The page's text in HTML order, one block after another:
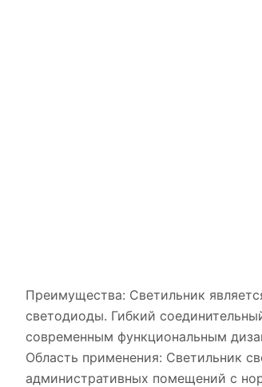
Преимущества: Светильник
светодиоды. Гибкий
современным функциональным
Область применения: Светильник
административных помещений с